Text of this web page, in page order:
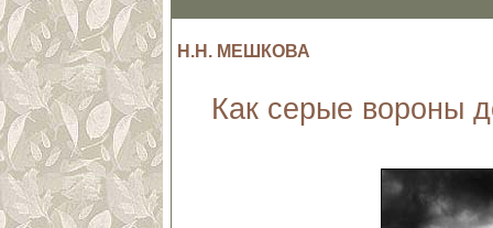
Н.Н. МЕШКОВА
Как серые вороны